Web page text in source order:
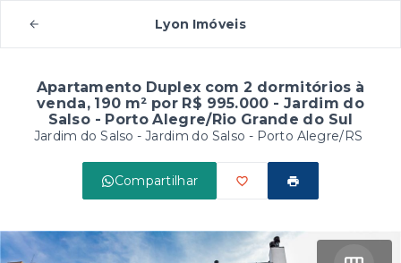
Lyon Imóveis
Apartamento Duplex com 2 dormitórios à
venda, 190 m² por R$ 995.000 - Jardim do
Salso - Porto Alegre/Rio Grande do Sul
Jardim do Salso -Jardim do Salso - Porto Alegre/RS
Compartilhar